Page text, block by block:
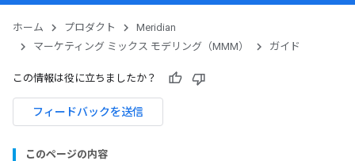
ホーム プロダクト
Meridian
マーケティング ミックス モデリング（MMM）
ガイド
この情報は役に立ちましたか？
フィードバックを送信
このページの内容